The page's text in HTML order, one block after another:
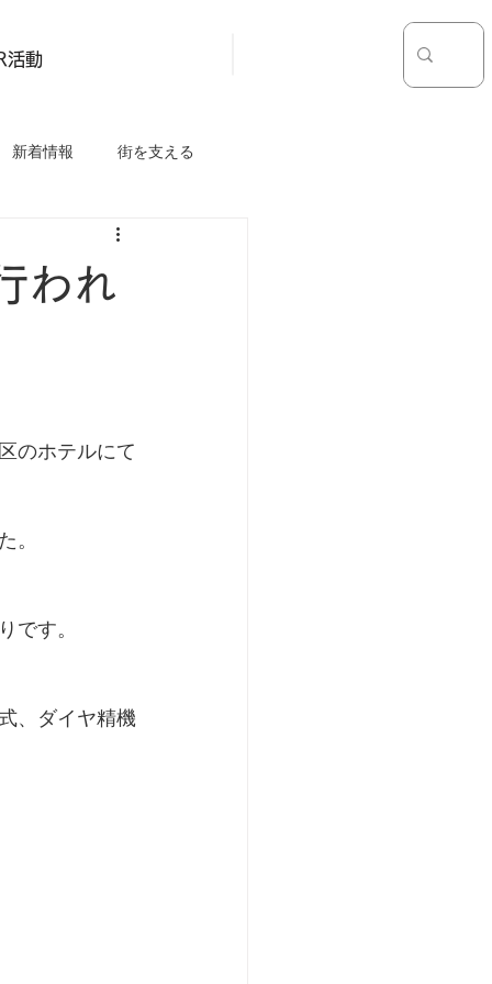
活動
新着情報 街を支える
われ
のホテルにて
。
です。
、ダイヤ精機